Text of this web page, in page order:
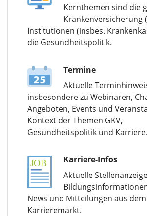
Kernthemen sind die
Krankenversicherung
Institutionen (insbes.
die Gesundheitspolitik.
Termine
Aktuelle
insbesondere zu Webinaren,
Angeboten, Events und
Kontext der Themen GKV,
Gesundheitspolitik und Karriere.
Karriere-Infos
Aktuelle
News und Mitteilungen aus dem
Karrieremarkt.